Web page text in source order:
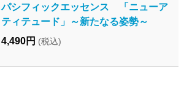
パシフィックエッセンス 「ニューア
ティテュード」～新たなる姿勢～
4,490円 (税込)